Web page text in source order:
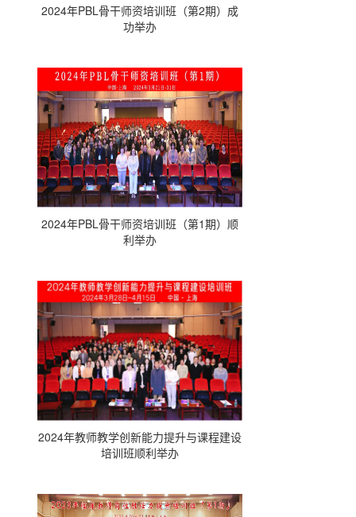
2024年PBL骨干师资培训班（第2期）成
功举办
2024年PBL骨干师资培训班（第1期）顺
利举办
2024年教师教学创新能力提升与课程建设
培训班顺利举办